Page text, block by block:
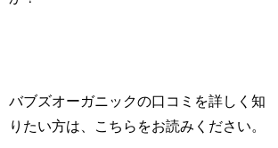
バブズオーガニックの口コミを詳しく知
りたい方は、こちらをお読みください。